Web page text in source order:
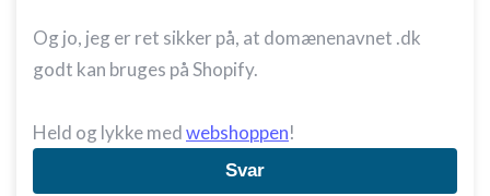
Og jo, jeg er ret sikker på, at domænenavnet .dk
godt kan bruges på Shopify.
Held og lykke medwebshoppen!
Svar
Ydeevne